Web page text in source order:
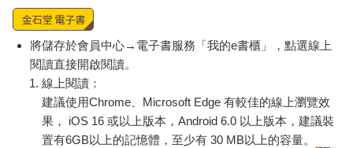
在這裡卻能長到七十公 分，活脫脫像一株龐大的龜背芋頭。這裡
還有香蕉樹、菠蘿蜜樹和 楊桃樹，偶爾這些樹結出的果食還會被
用來做成雞尾酒。
在這片熱帶雨林中，紅鸛在湖上散步著，湖中還有海龜嬉戲。數
百萬條孔雀魚在水中游動，牠們是鱸魚的食物，而鱸魚則會被更
強大的鯰魚獵捕。四周環繞著鳥語，但聲音的來源不明：有些是
從音響裡放出來的，有些則是來自一對金剛鸚鵡，還有飛來飛去
的金絲雀和斑胸草雀，甚至有可能是散步的紅腹錦雞發出的鳴
將儲存於會員中心→電子書服務「我的e書櫃」，點選線上
閱讀直接開啟閱讀。
線上閱讀：
建議使用Chrome、Microsoft Edge 有較佳的線上瀏覽效
果， iOS 16 或以上版本，Android 6.0 以上版本，建議裝
置有6GB以上的記憶體，至少有 30 MB以上的容量。